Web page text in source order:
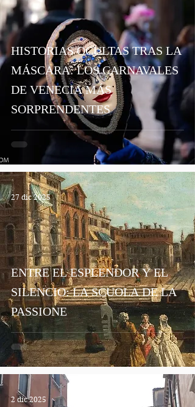
HISTORIAS OCULTAS TRAS LA
MÁSCARA: LOS CARNAVALES
DE VENECIA MÁS
SORPRENDENTES
ENTRE EL ESPLENDOR Y EL
SILENCIO: LA SCUOLA DE LA
PASSIONE
27 dic 2025
2 dic 2025